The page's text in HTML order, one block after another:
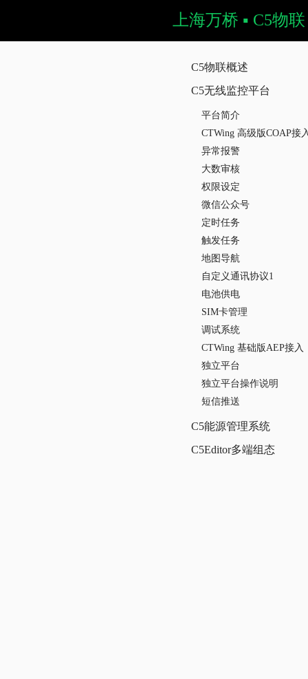
上海万桥 ▪ C5物联
C5物联概述
C5无线监控平台
平台简介
CTWing 高级版COAP接
异常报警
大数审核
权限设定
微信公众号
定时任务
触发任务
地图导航
自定义通讯协议1
电池供电
SIM卡管理
调试系统
CTWing 基础版AEP接入
独立平台
独立平台操作说明
短信推送
C5能源管理系统
C5Editor多端组态